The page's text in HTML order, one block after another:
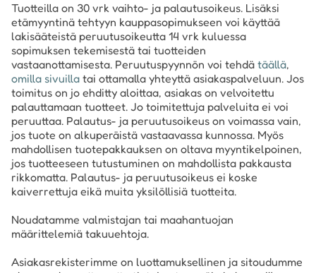
Tuotteilla on 30 vrk vaihto- ja palautusoikeus. Lisäksi
etämyyntinä tehtyyn kauppasopimukseen voi käyttää
lakisääteistä peruutusoikeutta 14 vrk kuluessa
sopimuksen tekemisestä tai tuotteiden
vastaanottamisesta. Peruutuspyynnön voi tehdä täällä,
omilla sivuilla tai ottamalla yhteyttä asiakaspalveluun. Jos
toimitus on jo ehditty aloittaa, asiakas on velvoitettu
palauttamaan tuotteet. Jo toimitettuja palveluita ei voi
peruuttaa. Palautus- ja peruutusoikeus on voimassa vain,
jos tuote on alkuperäistä vastaavassa kunnossa. Myös
mahdollisen tuotepakkauksen on oltava myyntikelpoinen,
jos tuotteeseen tutustuminen on mahdollista pakkausta
rikkomatta. Palautus- ja peruutusoikeus ei koske
kaiverrettuja eikä muita yksilöllisiä tuotteita.
Noudatamme valmistajan tai maahantuojan
määrittelemiä takuuehtoja.
Asiakasrekisterimme on luottamuksellinen ja sitoudumme